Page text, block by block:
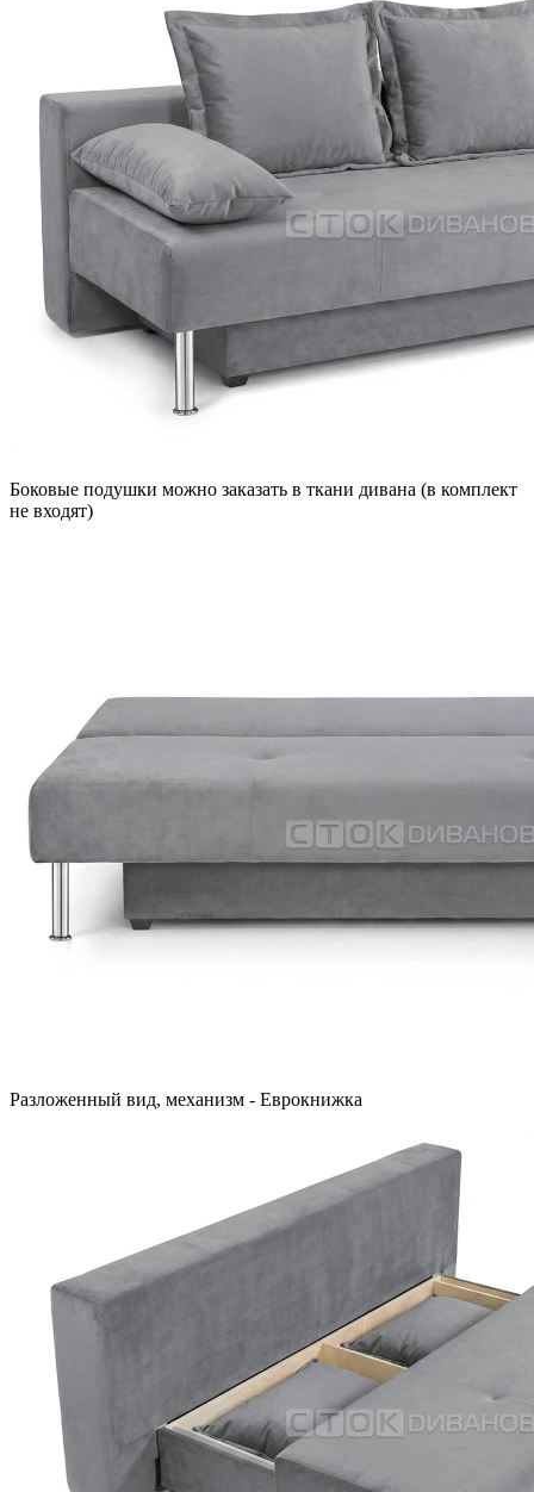
Боковые подушки можно заказать в ткани дивана (в комплект
не входят)
Разложенный вид, механизм - Еврокнижка